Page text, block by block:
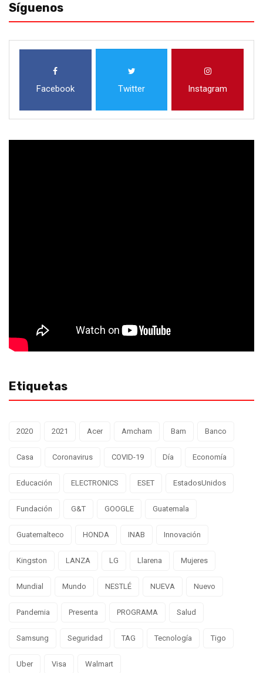
Síguenos
Facebook Twitter Instagram
Etiquetas
2020 2021 Acer Amcham Bam Banco
Casa Coronavirus COVID-19 Día Economía
Educación ELECTRONICS ESET EstadosUnidos
Fundación G&T GOOGLE Guatemala
Guatemalteco HONDA INAB Innovación
Kingston LANZA LG Llarena Mujeres
Mundial Mundo NESTLÉ NUEVA Nuevo
Pandemia Presenta PROGRAMA Salud
Samsung Seguridad TAG Tecnología Tigo
Uber Visa Walmart